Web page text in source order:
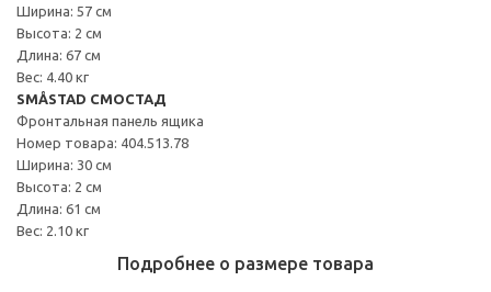
Ширина: 57 см
Высота: 2 см
Длина: 67 см
Вес: 4.40 кг
SMÅSTAD СМОСТАД
Фронтальная панель ящика
Номер товара: 404.513.78
Ширина: 30 см
Высота: 2 см
Длина: 61 см
Вес: 2.10 кг
Подробнее о размере товара